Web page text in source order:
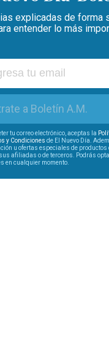
explicadas de forma
entender lo más
a Boletín A.M.
tu correo electrónico, aceptas la
y Condiciones de El Nuevo Día.
u ofertas especiales de productos
afiliadas o de terceros. Podrás
en cualquier momento.